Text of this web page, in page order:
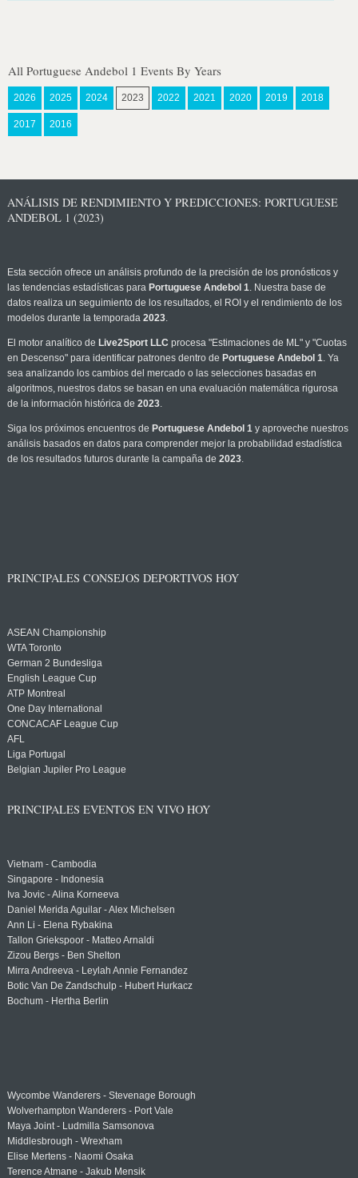
All Portuguese Andebol 1 Events By Years
2026 2025 2024 2023 2022 2021 2020 2019 2018
2017 2016
ANÁLISIS DE RENDIMIENTO Y PREDICCIONES: PORTUGUESE
ANDEBOL 1 (2023)
Esta sección ofrece un análisis profundo de la precisión de los pronósticos y
las tendencias estadísticas para Portuguese Andebol 1. Nuestra base de
datos realiza un seguimiento de los resultados, el ROI y el rendimiento de los
modelos durante la temporada 2023.
El motor analítico de Live2Sport LLC procesa "Estimaciones de ML" y "Cuotas
en Descenso" para identificar patrones dentro de Portuguese Andebol 1. Ya
sea analizando los cambios del mercado o las selecciones basadas en
algoritmos, nuestros datos se basan en una evaluación matemática rigurosa
de la información histórica de 2023.
Siga los próximos encuentros de Portuguese Andebol 1y aproveche nuestros
análisis basados en datos para comprender mejor la probabilidad estadística
de los resultados futuros durante la campaña de 2023.
PRINCIPALES CONSEJOS DEPORTIVOS HOY
ASEAN Championship
WTA Toronto
German 2 Bundesliga
English League Cup
ATP Montreal
One Day International
CONCACAF League Cup
AFL
Liga Portugal
Belgian Jupiler Pro League
PRINCIPALES EVENTOS EN VIVO HOY
Vietnam - Cambodia
Singapore - Indonesia
Iva Jovic - Alina Korneeva
Daniel Merida Aguilar - Alex Michelsen
Ann Li - Elena Rybakina
Tallon Griekspoor - Matteo Arnaldi
Zizou Bergs - Ben Shelton
Mirra Andreeva - Leylah Annie Fernandez
Botic Van De Zandschulp - Hubert Hurkacz
Bochum - Hertha Berlin
Wycombe Wanderers - Stevenage Borough
Wolverhampton Wanderers - Port Vale
Maya Joint - Ludmilla Samsonova
Middlesbrough - Wrexham
Elise Mertens - Naomi Osaka
Terence Atmane - Jakub Mensik